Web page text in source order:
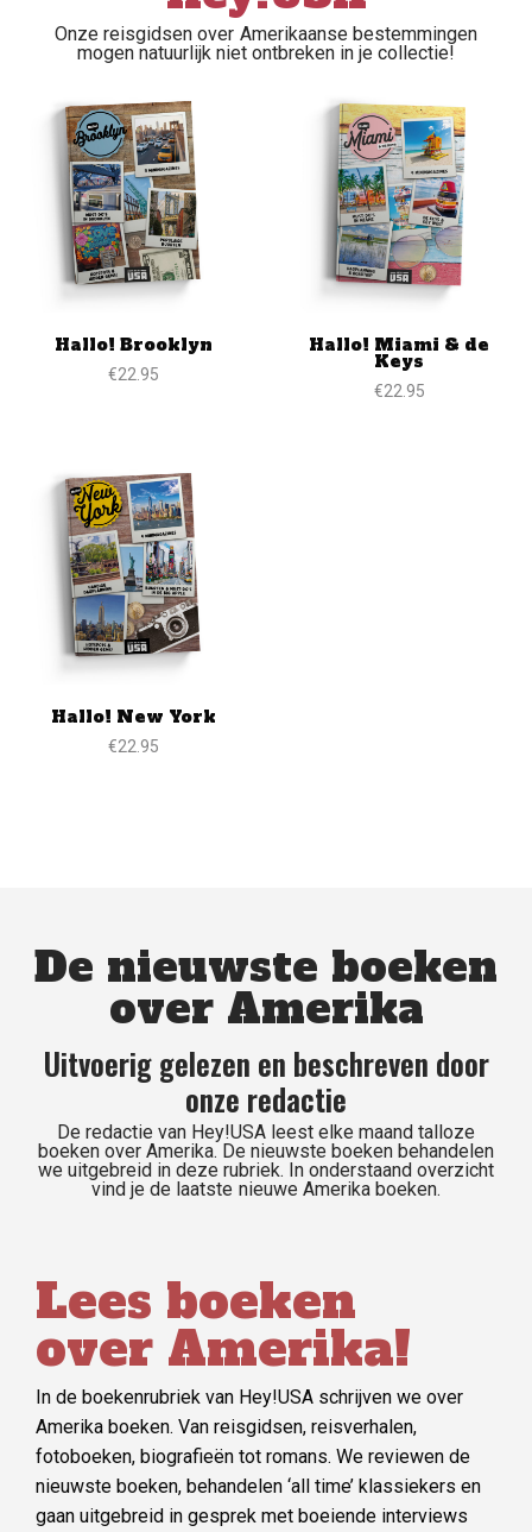
Onze reisgidsen over Amerikaanse bestemmingen
mogen natuurlijk niet ontbreken in je collectie!
Hallo! Brooklyn
€22.95
Hallo! Miami & de
Keys
€22.95
Hallo! New York
€22.95
De nieuwste boeken
over Amerika
Uitvoerig gelezen en beschreven door
onze redactie
De redactie van Hey!USA leest elke maand talloze
boeken over Amerika. De nieuwste boeken behandelen
we uitgebreid in deze rubriek. In onderstaand overzicht
vind je de laatste nieuwe Amerika boeken.
Lees boeken
over Amerika!
In de boekenrubriek van Hey!USA schrijven we over
Amerika boeken. Van reisgidsen, reisverhalen,
fotoboeken, biografieën tot romans. We reviewen de
nieuwste boeken, behandelen ‘all time’ klassiekers en
gaan uitgebreid in gesprek met boeiende interviews